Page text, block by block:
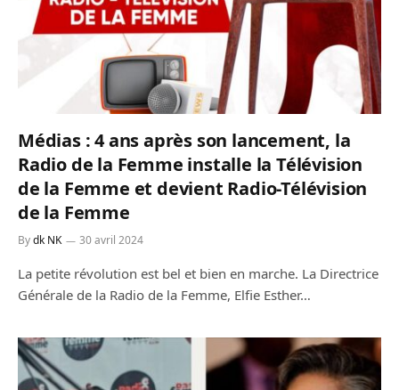
Médias : 4 ans après son lancement, la
Radio de la Femme installe la Télévision
de la Femme et devient Radio-Télévision
de la Femme
Bydk NK 30 avril 2024
La petite révolution est bel et bien en marche. La Directrice
Générale de la Radio de la Femme, Elfie Esther…